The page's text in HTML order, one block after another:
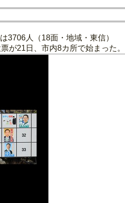
3706人（18面・地域・東信）
が21日、市内8カ所で始まった。